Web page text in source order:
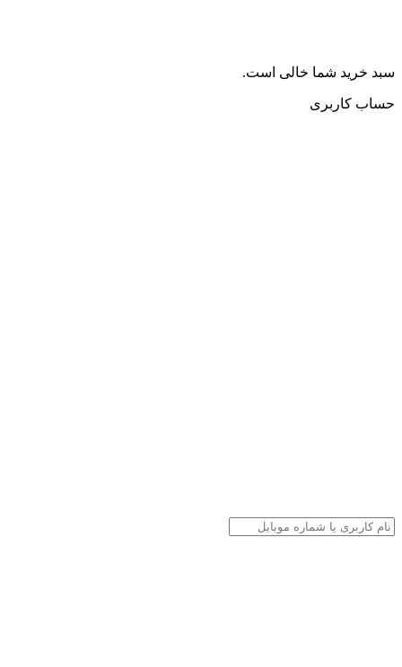
سبد خرید شما خالی است.
حساب کاربری